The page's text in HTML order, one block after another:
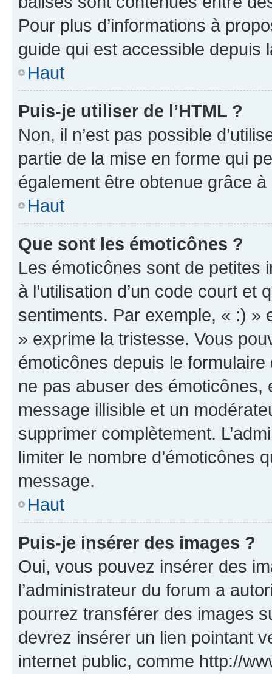
Pour plus d’informations à
guide qui est accessible depuis
Haut
Puis-je utiliser de l’HTML ?
Non, il n’est pas possible
partie de la mise en forme qui
également être obtenue grâce à
Haut
Que sont les émoticônes ?
Les émoticônes sont de petites
à l’utilisation d’un code court et
sentiments. Par exemple, « :) »
» exprime la tristesse. Vous
émoticônes depuis le
ne pas abuser des
message illisible et un
supprimer complètement.
limiter le nombre d’émoticônes
message.
Haut
Puis-je insérer des images ?
Oui, vous pouvez insérer des
l’administrateur du forum a
pourrez transférer des images
devrez insérer un lien pointant
internet public, comme http://